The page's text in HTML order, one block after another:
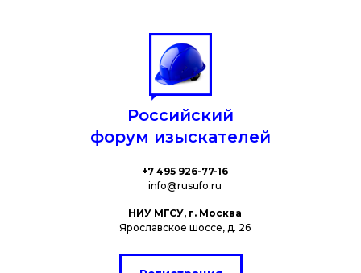
Российский
форум изыскателей
+7 495 926-77-16
info@rusufo.ru
НИУ МГСУ, г. Москва
Ярославское шоссе, д. 26